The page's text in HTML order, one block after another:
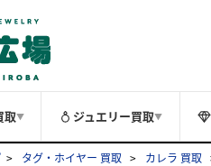
取▼ ジュエリー買取▼
タグ・ホイヤー 買取 カレラ 買取